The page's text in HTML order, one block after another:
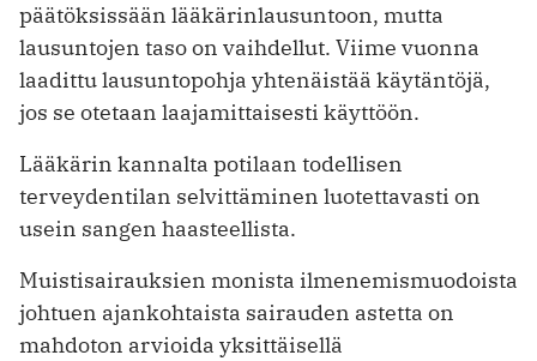
päätöksissään lääkärinlausuntoon, mutta
lausuntojen ­taso on vaihdellut. Viime vuonna
laadittu lausuntopohja yhtenäistää käytäntöjä,
jos se otetaan laajamittaisesti käyttöön.
Lääkärin kannalta potilaan todellisen
terveydentilan selvittäminen luotettavasti on
usein sangen haasteellista.
Muistisairauksien monista ilmenemismuodoista
johtuen ajankohtaista sairauden astetta on
mahdoton arvioida yksittäisellä